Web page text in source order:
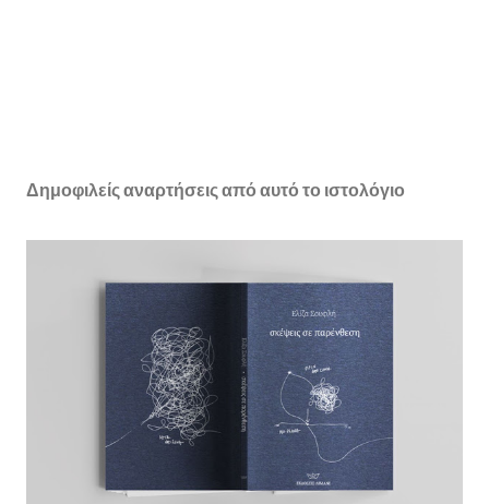
Δημοφιλείς αναρτήσεις από αυτό το ιστολόγιο